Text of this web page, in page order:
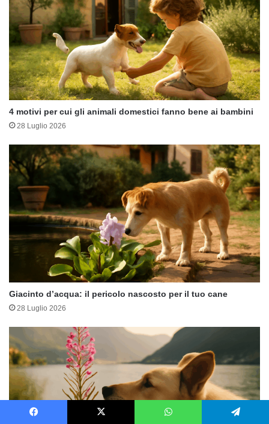
4 motivi per cui gli animali domestici fanno bene ai bambini
28 Luglio 2026
Giacinto d’acqua: il pericolo nascosto per il tuo cane
28 Luglio 2026